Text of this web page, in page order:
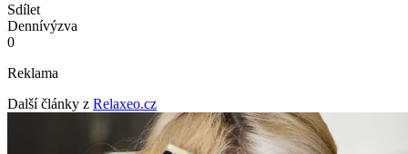
Sdílet
Dennívýzva
0
Reklama
Další články z Relaxeo.cz